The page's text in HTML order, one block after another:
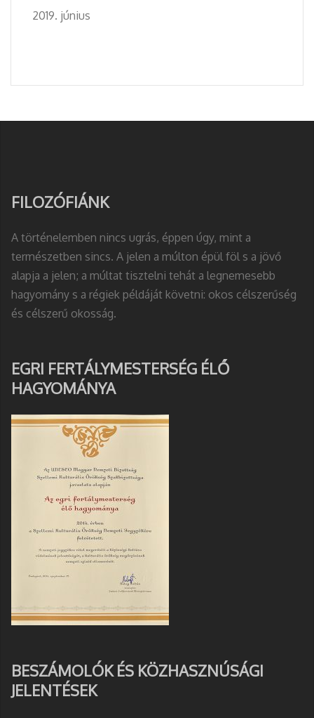
2019. június
FILOZÓFIÁNK
A történelemben nincs ugrás, éppen úgy, mint a
természetben sincs. A jelen a múlton épül föl s a jövő
alapja a jelen; a múltat tisztelni tehát a legnemesebb
hagyomány s a régiek példáját követni: okos célszerűség
és célszerű okosság.
EGRI FERTÁLYMESTERSÉG ÉLŐ
HAGYOMÁNYA
BESZÁMOLÓK ÉS KÖZHASZNÚSÁGI
JELENTÉSEK